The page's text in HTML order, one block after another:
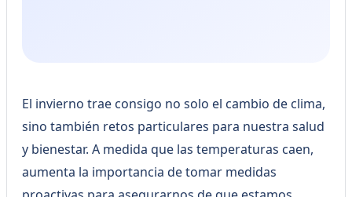
El invierno trae consigo no solo el cambio de clima,
sino también retos particulares para nuestra salud
y bienestar. A medida que las temperaturas caen,
aumenta la importancia de tomar medidas